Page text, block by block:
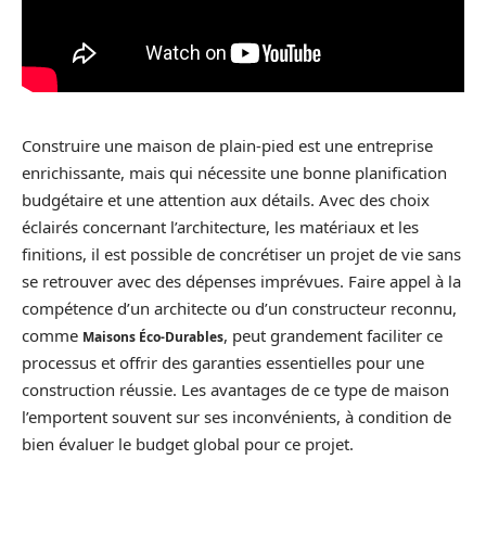
Construire une maison de plain-pied est une entreprise
enrichissante, mais qui nécessite une bonne planification
budgétaire et une attention aux détails. Avec des choix
éclairés concernant l’architecture, les matériaux et les
finitions, il est possible de concrétiser un projet de vie sans
se retrouver avec des dépenses imprévues. Faire appel à la
compétence d’un architecte ou d’un constructeur reconnu,
comme Maisons Éco-Durables, peut grandement faciliter ce
processus et offrir des garanties essentielles pour une
construction réussie. Les avantages de ce type de maison
l’emportent souvent sur ses inconvénients, à condition de
bien évaluer le budget global pour ce projet.